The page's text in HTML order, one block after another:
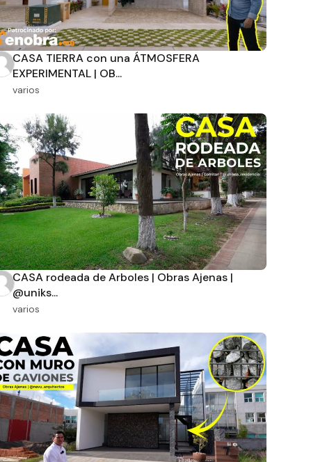
CASA TIERRA con una ÁTMOSFERA
EXPERIMENTAL | OB...
varios
CASA rodeada de Arboles | Obras Ajenas |
@uniks...
varios